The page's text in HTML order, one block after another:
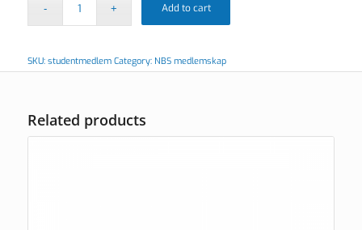
Add to cart
SKU: studentmedlem Category: NBS medlemskap
Related products